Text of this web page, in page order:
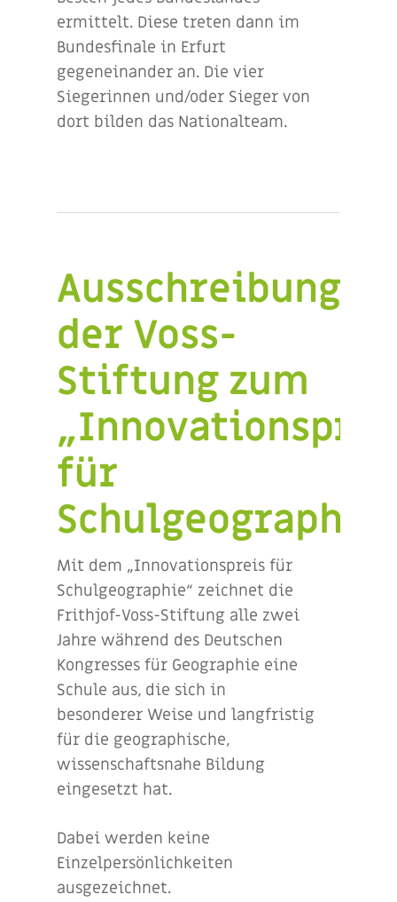
ermittelt. Diese treten dann im
Bundesfinale in Erfurt
gegeneinander an. Die vier
Siegerinnen und/oder Sieger von
dort bilden das Nationalteam.
Ausschreibung
der Voss-
Stiftung zum
für
Mit dem „Innovationspreis für
Schulgeographie“ zeichnet die
Frithjof-Voss-Stiftung alle zwei
Jahre während des Deutschen
Kongresses für Geographie eine
Schule aus, die sich in
besonderer Weise und langfristig
für die geographische,
wissenschaftsnahe Bildung
eingesetzt hat.
Dabei werden keine
Einzelpersönlichkeiten
ausgezeichnet.